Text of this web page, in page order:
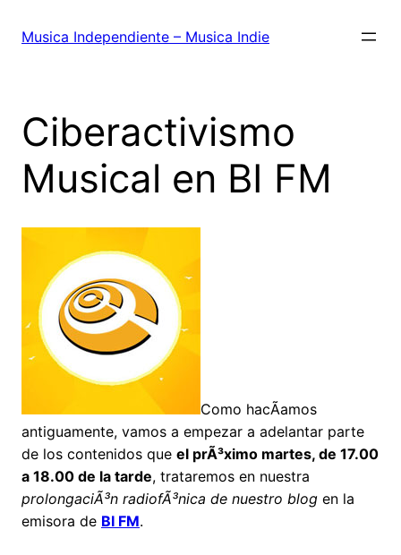
Musica Independiente – Musica Indie
Ciberactivismo
Musical en BI FM
Como hacÃ­amos
antiguamente, vamos a empezar a adelantar parte
de los contenidos que el prÃ³ximo martes, de 17.00
a 18.00 de la tarde, trataremos en nuestra
prolongaciÃ³n radiofÃ³nica de nuestro blog en la
emisora de BI FM.